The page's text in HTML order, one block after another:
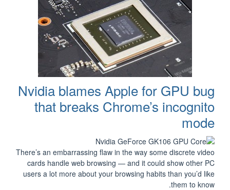
Nvidia blames Apple for GPU bug
that breaks Chrome’s incognito
mode
There’s an embarrassing flaw in the way some discrete video
cards handle web browsing — and it could show other PC
users a lot more about your browsing habits than you’d like
them to know.